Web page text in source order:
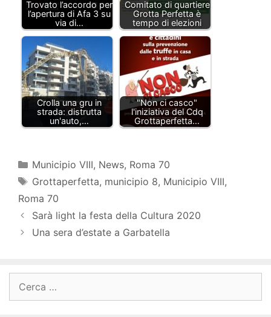
Trovato l’accordo per
l’apertura di Afa 3 su
via di…
Comitato di quartiere
Grotta Perfetta è
tempo di elezioni
Crolla una gru in
strada: distrutta
un'auto,…
"Non ci casco"
l'iniziativa del Cdq
Grottaperfetta…
Categorie
Municipio VIII, News, Roma 70
Tag
Grottaperfetta, municipio 8, Municipio VIII,
Roma 70
Sarà light la festa della Cultura 2020
Una sera d’estate a Garbatella
per: